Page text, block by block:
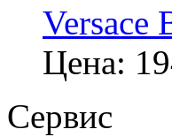
Versace
Цена:
Сервис